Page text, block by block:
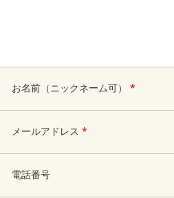
お名前（ニックネーム可） *
メールアドレス *
電話番号